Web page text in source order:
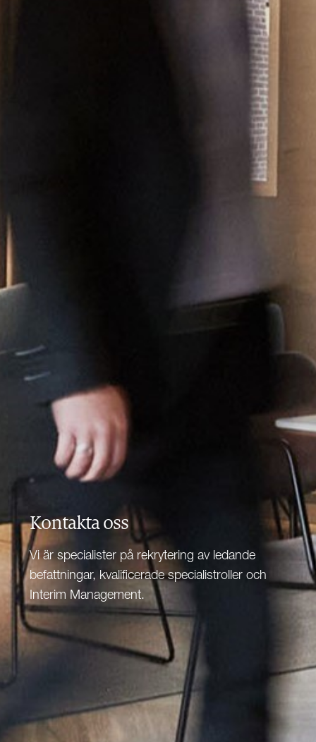
Kontakta oss
Vi är specialister på rekrytering av ledande
befattningar, kvalificerade specialistroller och
Interim Management.